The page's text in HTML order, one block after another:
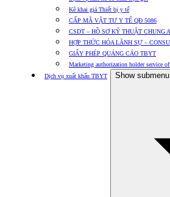
Kê khai giá Thiết bị y tế
CẤP MÃ VẬT TƯ Y TẾ QĐ 5086
CSDT – HỒ SƠ KỸ THUẬT CHUNG
HỢP THỨC HÓA LÃNH SỰ –
GIẤY PHÉP QUẢNG CÁO TBYT
Marketing authorization holder service
Dịch vụ xuất khẩu TBYT
Show